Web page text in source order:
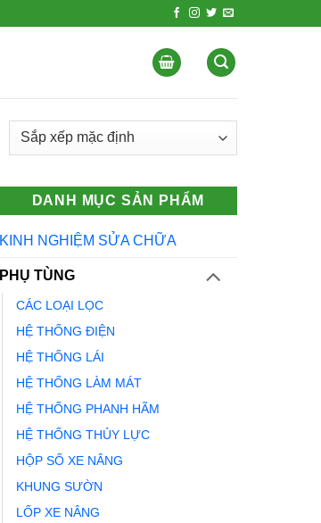
DANH MỤC SẢN PHẨM
KINH NGHIỆM SỬA CHỮA
PHỤ TÙNG
CÁC LOẠI LỌC
HỆ THỐNG ĐIỆN
HỆ THỐNG LÁI
HỆ THỐNG LÀM MÁT
HỆ THỐNG PHANH HÃM
HỆ THỐNG THỦY LỰC
HỘP SỐ XE NÂNG
KHUNG SƯỜN
LỐP XE NÂNG